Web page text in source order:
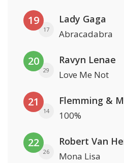
19
17
Lady Gaga
Abracadabra
20
29
Ravyn Lenae
Love Me Not
21
14
Flemming &
100%
22
26
Robert Van
Mona Lisa